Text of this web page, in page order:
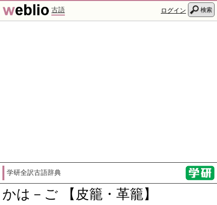
古語 ログイン 検索
学研全訳古語辞典
かは－ご 【皮籠・革籠】